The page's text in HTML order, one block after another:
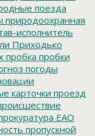
поезда
природоохранная
исполнитель
Приходько
пробка пробки
погоды
карточки проезд
ЕАО
пропускной